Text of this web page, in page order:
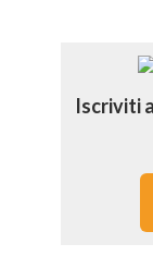
Iscriviti